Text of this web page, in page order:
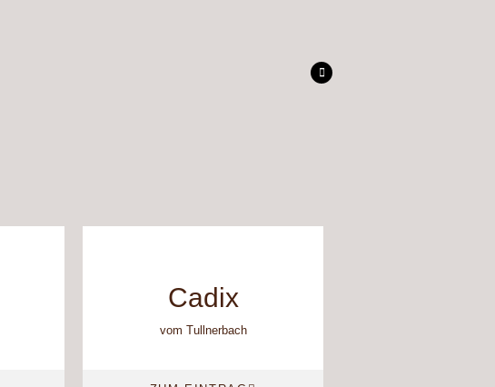
Cadix
vom Tullnerbach